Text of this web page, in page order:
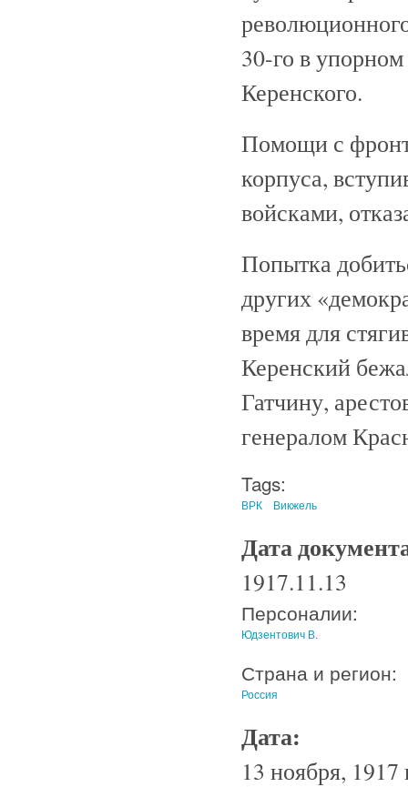
30-го в
Керенского.
Помощи с
корпуса,
войсками,
Попытка
других
время для
Керенский
Гатчину,
генералом
Tags:
ВРК Викжель
Дата
1917.11.13
Персоналии:
Юдзентович В.
Страна и регион:
Россия
Дата:
13 ноября, 1917